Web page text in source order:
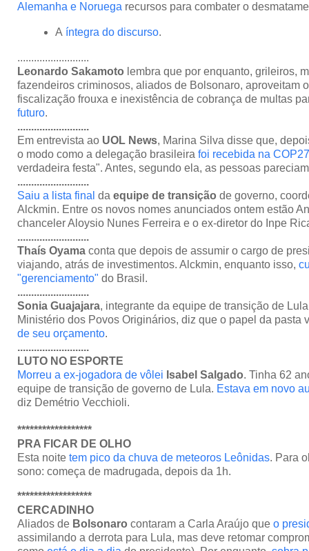
Alemanha e Noruega recursos para combater o
A íntegra do discurso.
..........................
Leonardo Sakamoto lembra que por enquanto, grileiros,
fazendeiros criminosos, aliados de Bolsonaro, aproveitam
fiscalização frouxa e inexistência de cobrança de multas
futuro.
..........................
Em entrevista ao UOL News, Marina Silva disse que,
o modo como a delegação brasileira foi recebida na COP27
verdadeira festa". Antes, segundo ela, as pessoas
..........................
Saiu a lista final da equipe de transição de governo,
Alckmin. Entre os novos nomes anunciados ontem estão
chanceler Aloysio Nunes Ferreira e o ex-diretor do Inpe
..........................
Thaís Oyama conta que depois de assumir o cargo de
viajando, atrás de investimentos. Alckmin, enquanto isso,
"gerenciamento" do Brasil.
..........................
Sonia Guajajara, integrante da equipe de transição de
Ministério dos Povos Originários, diz que o papel da pasta
de seu orçamento.
..........................
LUTO NO ESPORTE
Morreu a ex-jogadora de vôlei Isabel Salgado. Tinha 62
equipe de transição de governo de Lula. Estava em novo
diz Demétrio Vecchioli.
******************
PRA FICAR DE OLHO
Esta noite tem pico da chuva de meteoros Leônidas. Para
sono: começa de madrugada, depois da 1h.
******************
CERCADINHO
Aliados de Bolsonaro contaram a Carla Araújo que o
assimilando a derrota para Lula, mas deve retomar